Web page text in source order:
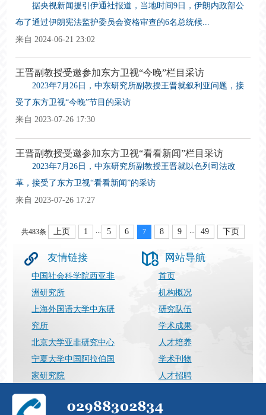
据央视新闻援引伊通社报道，当地时间9日，伊朗内政部公
布了通过伊朗宪法监护委员会资格审查的6名总统候...
来自 2024-06-21 23:02
王晋副教授受邀参加东方卫视“今晚”栏目采访
2023年7月26日，中东研究所副教授王晋就叙利亚问题，接
受了东方卫视“今晚”节目的采访
来自 2023-07-26 17:30
王晋副教授受邀参加东方卫视“看看新闻”栏目采访
2023年7月26日，中东研究所副教授王晋就以色列司法改
革，接受了东方卫视“看看新闻”的采访
来自 2023-07-26 17:27
共483条 上页 1 ... 5 6 7 8 9 ... 49 下页
友情链接
中国社会科学院西亚非
洲研究所
上海外国语大学中东研
究所
北京大学亚非研究中心
宁夏大学中国阿拉伯国
家研究院
上海国际问题研究院
网站导航
首页
机构概况
研究队伍
学术成果
人才培养
学术刊物
人才招聘